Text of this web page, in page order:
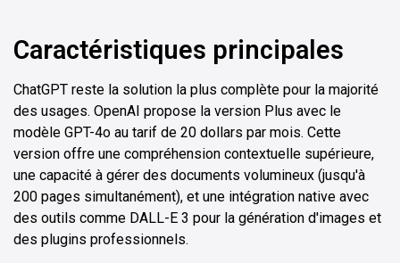
Caractéristiques principales
ChatGPT reste la solution la plus complète pour la majorité
des usages. OpenAI propose la version Plus avec le
modèle GPT-4o au tarif de 20 dollars par mois. Cette
version offre une compréhension contextuelle supérieure,
une capacité à gérer des documents volumineux (jusqu'à
200 pages simultanément), et une intégration native avec
des outils comme DALL-E 3 pour la génération d'images et
des plugins professionnels.